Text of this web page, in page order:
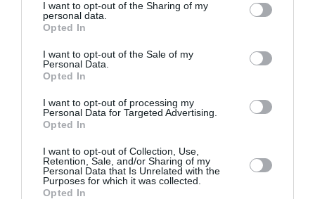
I want to opt-out of the Sharing of my
personal data.
Opted In
I want to opt-out of the Sale of my
Personal Data.
Opted In
I want to opt-out of processing my
Personal Data for Targeted Advertising.
Opted In
I want to opt-out of Collection, Use,
Retention, Sale, and/or Sharing of my
Personal Data that Is Unrelated with the
Purposes for which it was collected.
Opted In
aguanta las bajas temperaturas, se suele comportar
como anual. Si las temperaturas no son muy bajas
temporada. En climas con inviernos muy fríos se suele
cultivar como planta de interior.